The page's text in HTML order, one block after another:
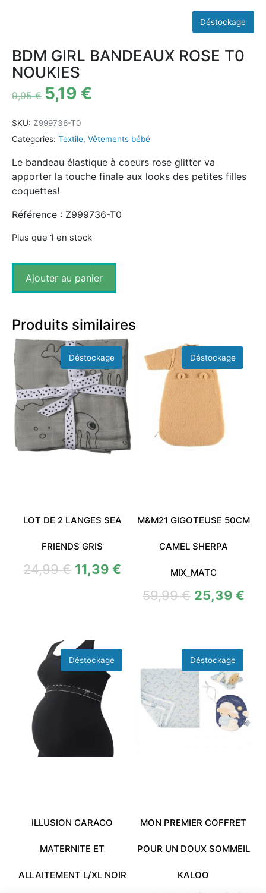
BDM GIRL BANDEAUX ROSE T0
NOUKIES
9,95€ 5,19 €
SKU: Z999736-T0
Categories: Textile, Vêtements bébé
Le bandeau élastique à coeurs rose glitter va
apporter la touche finale aux looks des petites filles
coquettes!
Référence : Z999736-T0
Plus que 1 en stock
Ajouter au panier
Produits similaires
LOT DE 2 LANGES SEA
FRIENDS GRIS
24,99€ 11,39€
M&M21 GIGOTEUSE 50CM
CAMEL SHERPA
MIX_MATC
59,99€ 25,39 €
ILLUSION CARACO
MATERNITE ET
ALLAITEMENT L/XL NOIR
MON PREMIER COFFRET
POUR UN DOUX SOMMEIL
KALOO